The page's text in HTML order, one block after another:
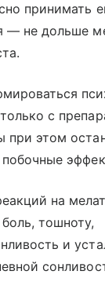
принимать
— не дольше
с
при этом
на
тошноту,
и